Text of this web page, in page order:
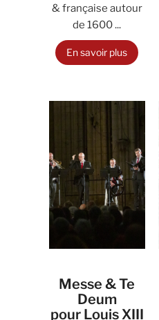
& française autour
de 1600 ...
En savoir plus
Messe & Te
Deum
pour Louis XIII